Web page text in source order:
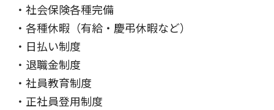
・社会保険各種完備
・各種休暇（有給・慶弔休暇など）
・日払い制度
・退職金制度
・社員教育制度
・正社員登用制度